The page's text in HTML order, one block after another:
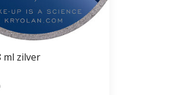
ml zilver